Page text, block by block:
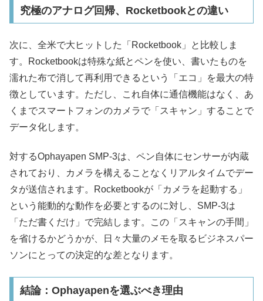
究極のアナログ回帰、Rocketbookとの違い
次に、全米で大ヒットした「Rocketbook」と比較しま
す。Rocketbookは特殊な紙とペンを使い、書いたものを
濡れた布で消して再利用できるという「エコ」を最大の特
徴としています。ただし、これ自体に通信機能はなく、あ
くまでスマートフォンのカメラで「スキャン」することで
データ化します。
対するOphayapen SMP-3は、ペン自体にセンサーが内蔵
されており、カメラを構えることなくリアルタイムでデー
タが送信されます。Rocketbookが「カメラを起動する」
という能動的な動作を必要とするのに対し、SMP-3は
「ただ書くだけ」で完結します。この「スキャンの手間」
を省けるかどうかが、日々大量のメモを取るビジネスパー
ソンにとっての決定的な差となります。
結論：Ophayapenを選ぶべき理由